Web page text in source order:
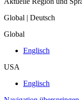
Global | Deutsch
Global
Englisch
USA
Englisch